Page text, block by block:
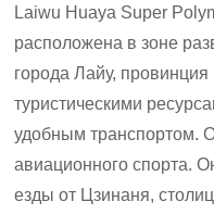
Laiwu Huaya Super
расположена в зоне
города Лайу,
туристическими
удобным транспортом.
авиационного спорта.
езды от Цзинаня,